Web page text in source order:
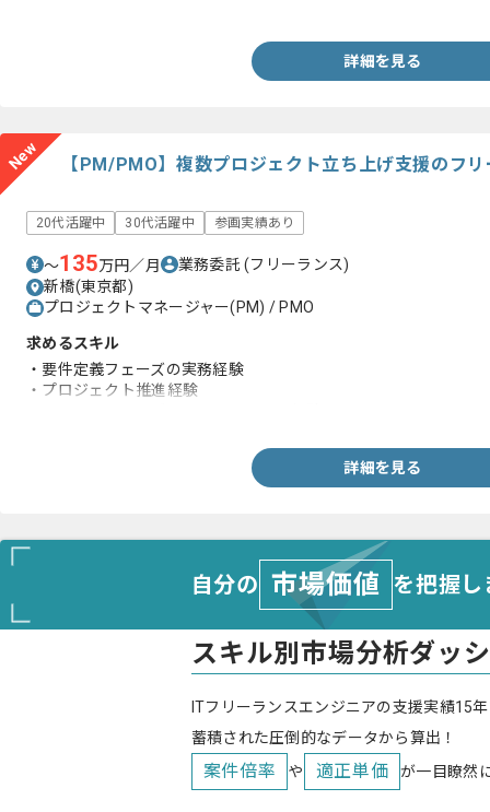
詳細を見る
New 【PM/PMO】複数プロジェクト立ち上げ支援のフ
20代活躍中 30代活躍中 参画実績あり
〜135万円／月 業務委託(フリーランス)
新橋(東京都)
プロジェクトマネージャー(PM) / PMO
求めるスキル
・要件定義フェーズの実務経験
・プロジェクト推進経験
詳細を見る
自分の 市場価値 を把握
スキル別市場分析ダッ
ITフリーランスエンジニアの支援実績15
蓄積された圧倒的なデータから算出！
案件倍率 や 適正単価 が一目瞭然